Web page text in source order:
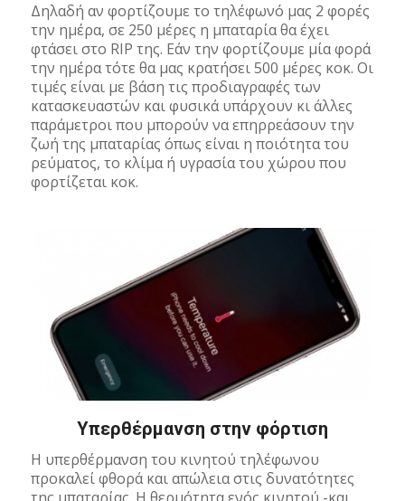
Δηλαδή αν φορτίζουμε το τηλέφωνό μας 2 φορές
την ημέρα, σε 250 μέρες η μπαταρία θα έχει
φτάσει στο RIP της. Εάν την φορτίζουμε μία φορά
την ημέρα τότε θα μας κρατήσει 500 μέρες κοκ. Οι
τιμές είναι με βάση τις προδιαγραφές των
κατασκευαστών και φυσικά υπάρχουν κι άλλες
παράμετροι που μπορούν να επηρρεάσουν την
ζωή της μπαταρίας όπως είναι η ποιότητα του
ρεύματος, το κλίμα ή υγρασία του χώρου που
φορτίζεται κοκ.
Υπερθέρμανση στην φόρτιση
Η υπερθέρμανση του κινητού τηλέφωνου
προκαλεί φθορά και απώλεια στις δυνατότητες